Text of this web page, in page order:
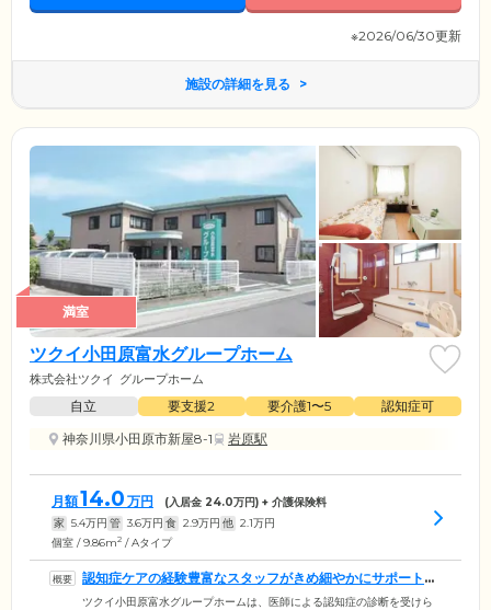
※2026/06/30更新
施設の詳細を見る
満室
ツクイ小田原富水グループホーム
株式会社ツクイ グループホーム
自立 要支援2 要介護1〜5
認知症可
神奈川県小田原市新屋8-1
岩原駅
月額14.0 万円 (入居金 24.0万円) + 介護保険料
家 5.4万円 管 3.6万円 食 2.9万円 他 2.1万円
個室 / 9.86m2 / Aタイプ
認知症ケアの経験豊富なスタッフがきめ細やかにサポートい
たします
ツクイ小田原富水グループホームは、医師による認知症の診断を受けら